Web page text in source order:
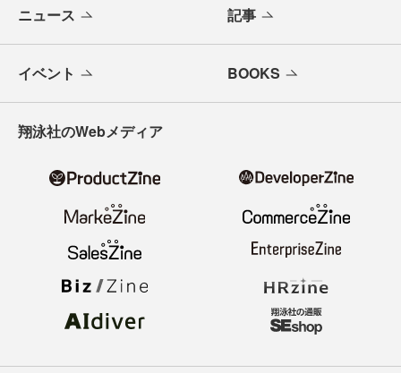
ニュース 記事
イベント BOOKS
翔泳社のWebメディア